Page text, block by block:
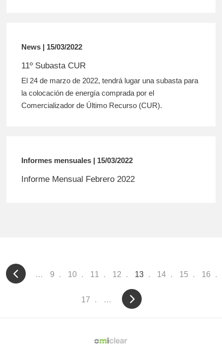
News | 15/03/2022
11º Subasta CUR
El 24 de marzo de 2022, tendrá lugar una subasta para
la colocación de energía comprada por el
Comercializador de Último Recurso (CUR).
Informes mensuales | 15/03/2022
Informe Mensual Febrero 2022
…
Page
9 Page
10 Page
11 Page
12
Current
page
13 Page
14 Page
15 Page
16
Page
17 …